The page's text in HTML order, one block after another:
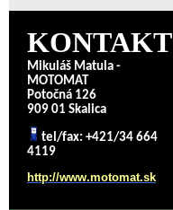
KONTAKT
Mikuláš Matula -
MOTOMAT
Potočná 126
909 01 Skalica
tel/fax: +421/34 664
4119
http://www.motomat.sk